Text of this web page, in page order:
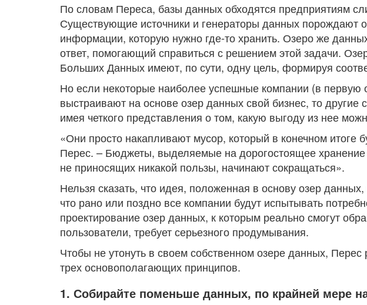
По словам Переса, базы данных обходятся предприятиям
Существующие источники и генераторы данных порождают
информации, которую нужно где-то хранить. Озеро же
ответ, помогающий справиться с решением этой задачи.
Больших Данных имеют, по сути, одну цель, формируя
Но если некоторые наиболее успешные компании (в первую
выстраивают на основе озер данных свой бизнес, то
имея четкого представления о том, какую выгоду из нее
«Они просто накапливают мусор, который в конечном итоге
Перес. – Бюджеты, выделяемые на дорогостоящее
не приносящих никакой пользы, начинают сокращаться».
Нельзя сказать, что идея, положенная в основу озер
что рано или поздно все компании будут испытывать
проектирование озер данных, к которым реально смогут
пользователи, требует серьезного продумывания.
Чтобы не утонуть в своем собственном озере данных, Перес
трех основополагающих принципов.
1. Собирайте поменьше данных, по крайней мере